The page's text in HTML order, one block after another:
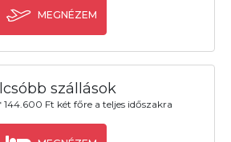
MEGNÉZEM
szállások
144.600 Ft két főre a teljes időszakra